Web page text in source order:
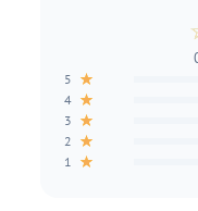
5 ★
4 ★
3 ★
2 ★
1 ★